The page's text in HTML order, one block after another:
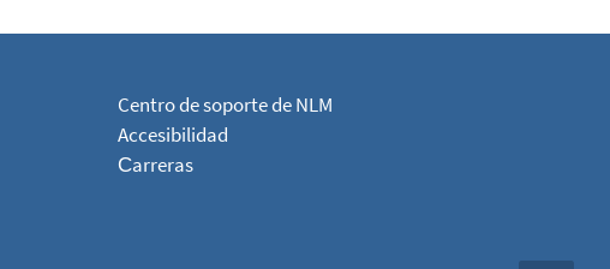
Centro de soporte de NLM
Accesibilidad
Сarreras